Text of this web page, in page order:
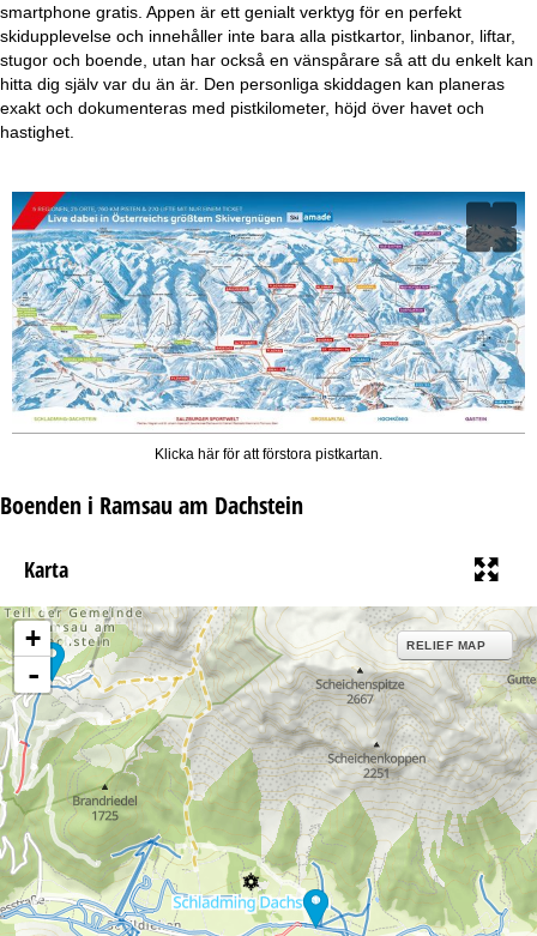
smartphone gratis. Appen är ett genialt verktyg för en perfekt
skidupplevelse och innehåller inte bara alla pistkartor, linbanor, liftar,
stugor och boende, utan har också en vänspårare så att du enkelt kan
hitta dig själv var du än är. Den personliga skiddagen kan planeras
exakt och dokumenteras med pistkilometer, höjd över havet och
hastighet.
Klicka här för att förstora pistkartan.
Boenden i Ramsau am Dachstein
Karta
+
-
RELIEF MAP